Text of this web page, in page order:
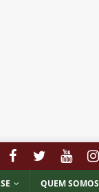
QUEM SOMOS